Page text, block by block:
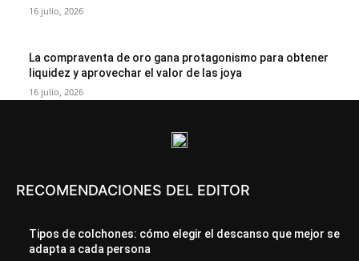
16 julio, 2026
La compraventa de oro gana protagonismo para obtener
liquidez y aprovechar el valor de las joya
16 julio, 2026
RECOMENDACIONES DEL EDITOR
Tipos de colchones: cómo elegir el descanso que mejor se
adapta a cada persona